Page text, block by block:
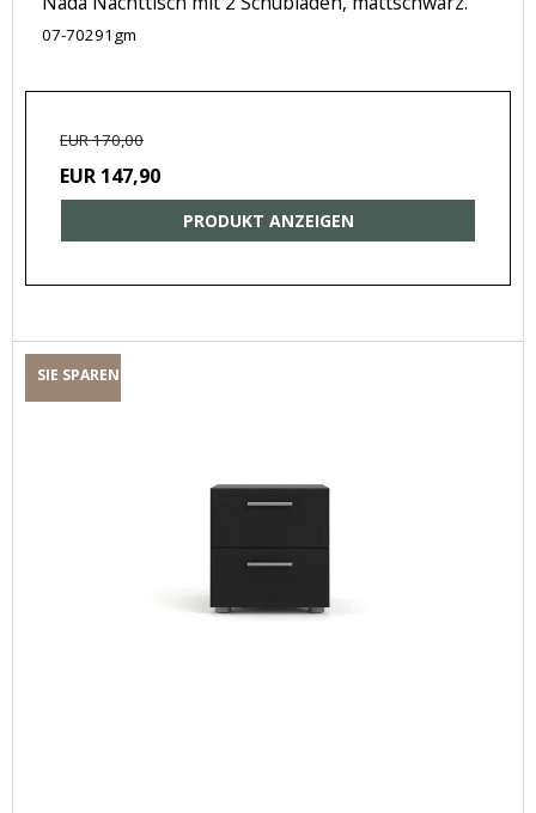
07-70291gm
EUR 170,00
EUR 147,90
PRODUKT ANZEIGEN
SIE SPAREN